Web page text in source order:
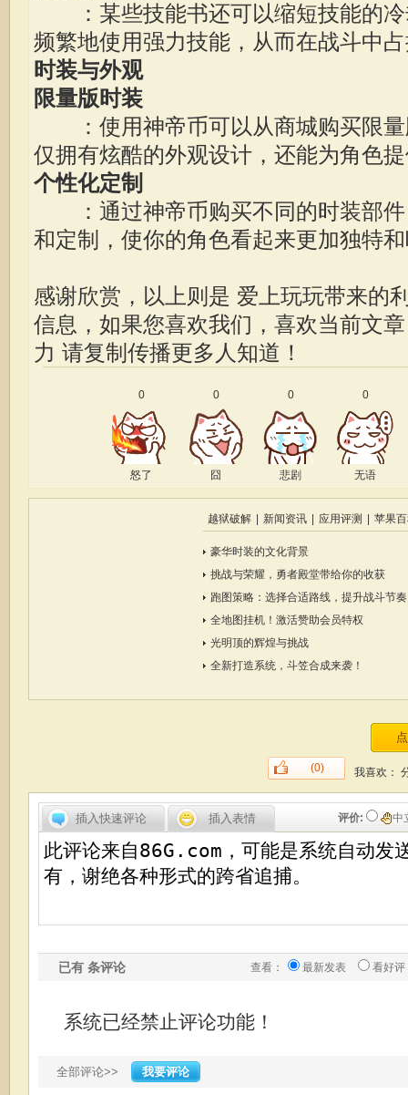
：某些技能书还可以缩短技能的冷
频繁地使用强力技能，从而在战斗中
时装与外观
限量版时装
：使用神帝币可以从商城购买限量
仅拥有炫酷的外观设计，还能为角色
个性化定制
：通过神帝币购买不同的时装部件
和定制，使你的角色看起来更加独特
感谢欣赏，以上则是 爱上玩玩带来的
信息，如果您喜欢我们，喜欢当前文
力 请复制传播更多人知道！
0
怒了
0
囧
0
悲剧
0
无语
越狱破解 新闻资讯 应用评测 苹果
豪华时装的文化背景
挑战与荣耀，勇者殿堂带给你的收获
跑图策略：选择合适路线，提升战斗节奏
全地图挂机！激活赞助会员特权
光明顶的辉煌与挑战
全新打造系统，斗笠合成来袭！
我喜欢：
(0)
评价: 中
插入快速评论 插入表情
已有 条评论 查看： 最新发表 看好评
系统已经禁止评论功能！
全部评论>> 我要评论